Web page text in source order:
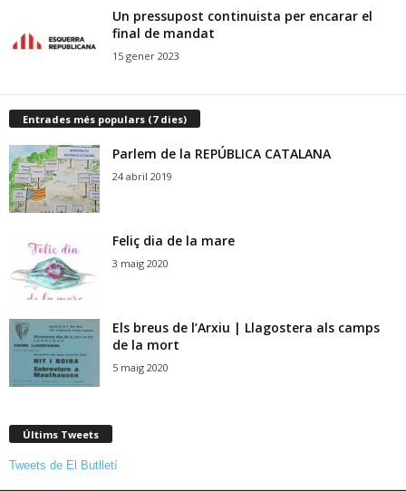
Un pressupost continuista per encarar el
final de mandat
15 gener 2023
Entrades més populars (7 dies)
Parlem de la REPÚBLICA CATALANA
24 abril 2019
Feliç dia de la mare
3 maig 2020
Els breus de l’Arxiu | Llagostera als camps
de la mort
5 maig 2020
Últims Tweets
Tweets de El Butlletí